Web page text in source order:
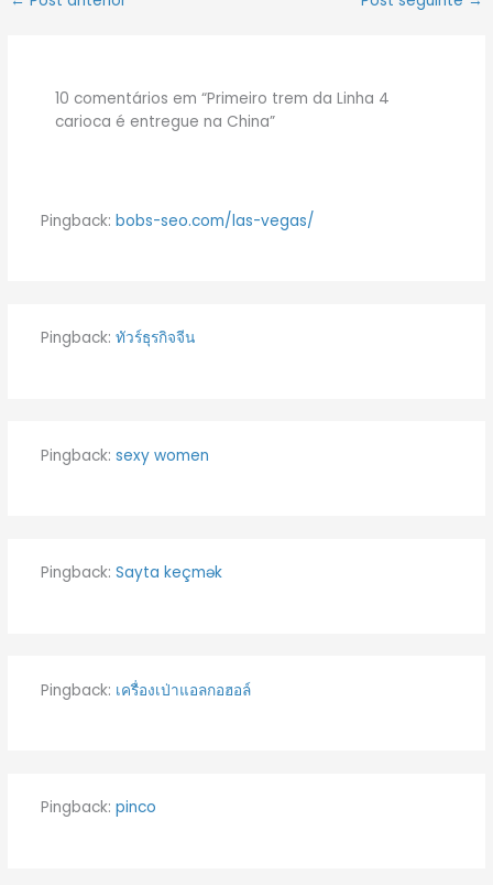
10 comentários em “Primeiro trem da Linha 4
carioca é entregue na China”
Pingback: bobs-seo.com/las-vegas/
Pingback: ทัวร์ธุรกิจจีน
Pingback: sexy women
Pingback: Sayta keçmək
Pingback: เครื่องเป่าแอลกอฮอล์
Pingback: pinco